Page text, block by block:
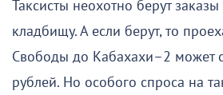
Таксисты неохотно берут заказы
кладбищу. А если берут, то
Свободы до Кабахахи–2 может
рублей. Но особого спроса на